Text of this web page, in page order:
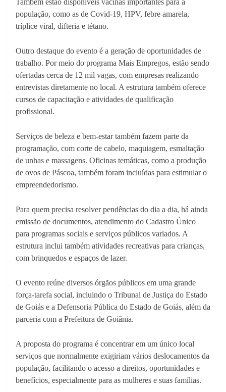
Também estão disponíveis vacinas importantes para a
população, como as de Covid-19, HPV, febre amarela,
tríplice viral, difteria e tétano.
Outro destaque do evento é a geração de oportunidades de
trabalho. Por meio do programa Mais Empregos, estão sendo
ofertadas cerca de 12 mil vagas, com empresas realizando
entrevistas diretamente no local. A estrutura também oferece
cursos de capacitação e atividades de qualificação
profissional.
Serviços de beleza e bem-estar também fazem parte da
programação, com corte de cabelo, maquiagem, esmaltação
de unhas e massagens. Oficinas temáticas, como a produção
de ovos de Páscoa, também foram incluídas para estimular o
empreendedorismo.
Para quem precisa resolver pendências do dia a dia, há ainda
emissão de documentos, atendimento do Cadastro Único
para programas sociais e serviços públicos variados. A
estrutura inclui também atividades recreativas para crianças,
com brinquedos e espaços de lazer.
O evento reúne diversos órgãos públicos em uma grande
força-tarefa social, incluindo o Tribunal de Justiça do Estado
de Goiás e a Defensoria Pública do Estado de Goiás, além da
parceria com a Prefeitura de Goiânia.
A proposta do programa é concentrar em um único local
serviços que normalmente exigiriam vários deslocamentos da
população, facilitando o acesso a direitos, oportunidades e
benefícios, especialmente para as mulheres e suas famílias.